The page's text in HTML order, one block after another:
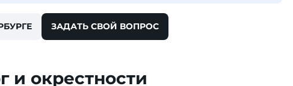
ЗАДАТЬ СВОЙ ВОПРОС
и окрестности